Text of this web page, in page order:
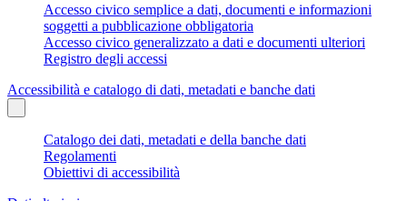
Accesso civico semplice a dati, documenti e informazioni
soggetti a pubblicazione obbligatoria
Accesso civico generalizzato a dati e documenti ulteriori
Registro degli accessi
Accessibilità e catalogo di dati, metadati e banche dati
Catalogo dei dati, metadati e della banche dati
Regolamenti
Obiettivi di accessibilità